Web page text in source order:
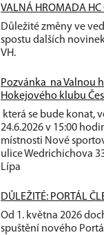
VALNÁ HROMADA HC
Důležité změny ve
spostu dalších
VH.
Pozvánka na Valnou
Hokejového klubu
která se bude konat,
24.6.2026 v 15:00
místnosti Nové
ulice Wedrichichova
Lípa
DŮLEŽITÉ: PORTÁL
Od 1. května 2026
spuštění nového